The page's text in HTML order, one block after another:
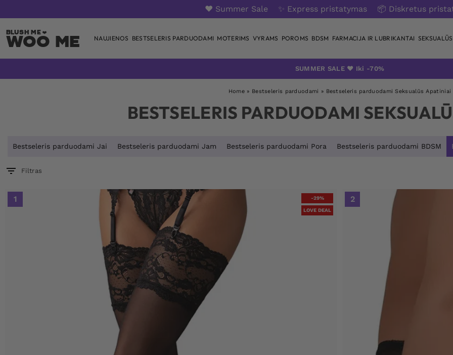
❤️ Summer Sale ✨ Express pristatymas 📦 Diskretus
Woo Me NAUJIENOS BESTSELERIS PARDUODAMI MOTERIMS VYRAMS POROMS BDSM FARMACIJA IR LUBRIKANTAI
SUMMER SALE ❤️ Iki -70%
Home » Bestseleris parduodami » Bestseleris parduodami Seksualūs Apatiniai
BESTSELERIS PARDUODAMI
Bestseleris parduodami Jai Bestseleris parduodami Jam Bestseleris parduodami Pora Bestseleris parduodami BDSM
Filtras
-29%
LOVE DEAL
1 2